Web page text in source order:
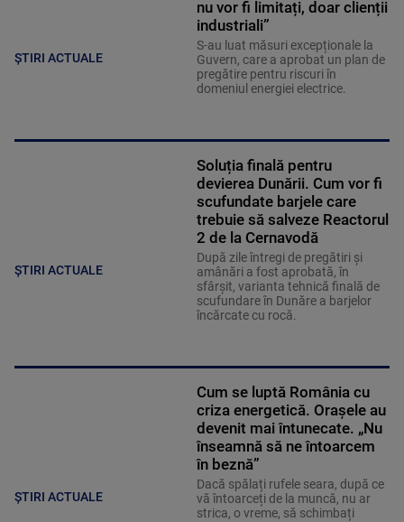
ȘTIRI ACTUALE
nu vor fi limitați, doar clienții
industriali”
S-au luat măsuri excepționale la
Guvern, care a aprobat un plan de
pregătire pentru riscuri în
domeniul energiei electrice.
ȘTIRI ACTUALE
Soluția finală pentru
devierea Dunării. Cum vor fi
scufundate barjele care
trebuie să salveze Reactorul
2 de la Cernavodă
După zile întregi de pregătiri și
amânări a fost aprobată, în
sfârșit, varianta tehnică finală de
scufundare în Dunăre a barjelor
încărcate cu rocă.
ȘTIRI ACTUALE
Cum se luptă România cu
criza energetică. Orașele au
devenit mai întunecate. „Nu
înseamnă să ne întoarcem
în beznă”
Dacă spălați rufele seara, după ce
vă întoarceți de la muncă, nu ar
strica, o vreme, să schimbați